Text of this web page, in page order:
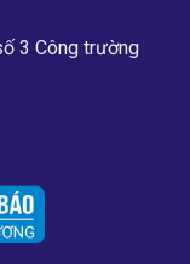
3 Công trường